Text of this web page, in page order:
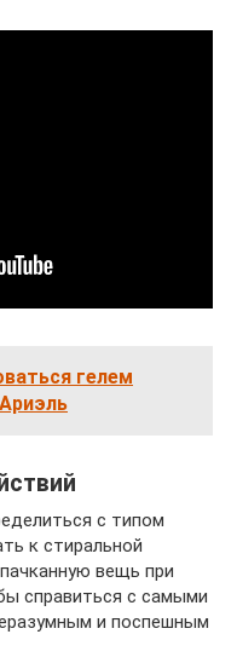
гелем
с типом
к стиральной
вещь при
справиться с самыми
и поспешным